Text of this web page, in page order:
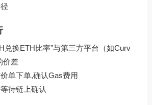
兑换ETH比率”与第三方平台（如Curv
价差
单下单,确认Gas费用
待链上确认